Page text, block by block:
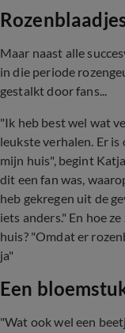
Maar naast alle
in die periode
gestalkt door fans...
"Ik heb best wel wat
leukste verhalen. Er
mijn huis", begint
dit een fan was,
heb gekregen uit de
iets anders." En hoe
huis? "Omdat er
ja"
Een
"Wat ook wel een